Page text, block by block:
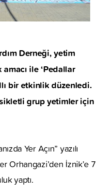
Derneği, yetim
ile ‘Pedallar
bir etkinlik düzenledi.
grup yetimler için
Yer Açın” yazılı
Orhangazi’den İznik’e 7
yaptı.